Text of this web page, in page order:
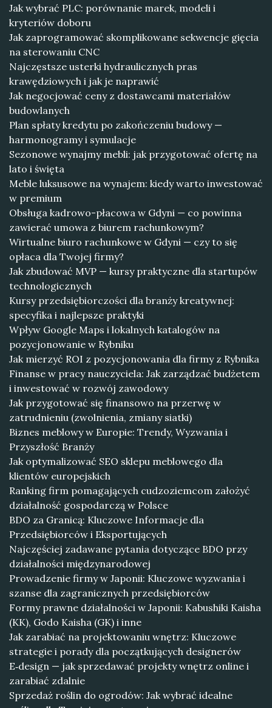
Jak wybrać PLC: porównanie marek, modeli i
kryteriów doboru
Jak zaprogramować skomplikowane sekwencje gięcia
na sterowaniu CNC
Najczęstsze usterki hydraulicznych pras
krawędziowych i jak je naprawić
Jak negocjować ceny z dostawcami materiałów
budowlanych
Plan spłaty kredytu po zakończeniu budowy —
harmonogramy i symulacje
Sezonowe wynajmy mebli: jak przygotować ofertę na
lato i święta
Meble luksusowe na wynajem: kiedy warto inwestować
w premium
Obsługa kadrowo-płacowa w Gdyni — co powinna
zawierać umowa z biurem rachunkowym?
Wirtualne biuro rachunkowe w Gdyni — czy to się
opłaca dla Twojej firmy?
Jak zbudować MVP — kursy praktyczne dla startupów
technologicznych
Kursy przedsiębiorczości dla branży kreatywnej:
specyfika i najlepsze praktyki
Wpływ Google Maps i lokalnych katalogów na
pozycjonowanie w Rybniku
Jak mierzyć ROI z pozycjonowania dla firmy z Rybnika
Finanse w pracy nauczyciela: Jak zarządzać budżetem
i inwestować w rozwój zawodowy
Jak przygotować się finansowo na przerwę w
zatrudnieniu (zwolnienia, zmiany siatki)
Biznes meblowy w Europie: Trendy, Wyzwania i
Przyszłość Branży
Jak optymalizować SEO sklepu meblowego dla
klientów europejskich
Ranking firm pomagających cudzoziemcom założyć
działalność gospodarczą w Polsce
BDO za Granicą: Kluczowe Informacje dla
Przedsiębiorców i Eksportujących
Najczęściej zadawane pytania dotyczące BDO przy
działalności międzynarodowej
Prowadzenie firmy w Japonii: Kluczowe wyzwania i
szanse dla zagranicznych przedsiębiorców
Formy prawne działalności w Japonii: Kabushiki Kaisha
(KK), Godo Kaisha (GK) i inne
Jak zarabiać na projektowaniu wnętrz: Kluczowe
strategie i porady dla początkujących designerów
E‑design — jak sprzedawać projekty wnętrz online i
zarabiać zdalnie
Sprzedaż roślin do ogrodów: Jak wybrać idealne